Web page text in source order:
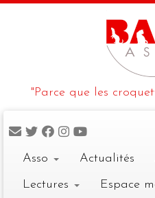
"Parce que les
Asso Actualités
Lectures
Espace